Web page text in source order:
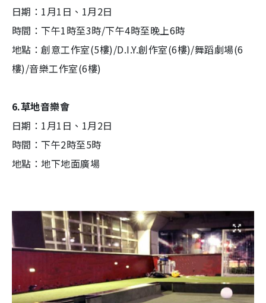
日期：1月1日、1月2日
時間：下午1時至3時/下午4時至晚上6時
地點：創意工作室(5樓)/D.I.Y.創作室(6樓)/舞蹈劇場(6
樓)/音樂工作室(6樓)
6.草地音樂會
日期：1月1日、1月2日
時間：下午2時至5時
地點：地下地面廣場